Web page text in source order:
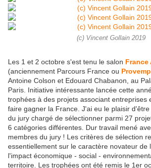
(c) Vincent Gollain 2019
Les 1 et 2 octobre s'est tenu le salon France
(anciennement Parcours France ou
Antoine Colson et Edouard Chabanon, au
Paris. Initiative intéressante lancée cette
trophées à des projets associant entreprises
faire gagner la France. J'ai eu le plaisir
du jury chargé de sélectionner parmi 27
6 catégories différentes. Dur travail mené
membres du jury ! Les critères de sélection
essentiellement sur le caractère novateur de
l'impact économique - social -
territoire. Les trophées ont été remis le 1er